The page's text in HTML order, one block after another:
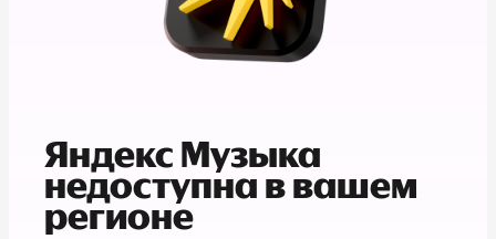
Яндекс Музыка
недоступна в вашем
регионе